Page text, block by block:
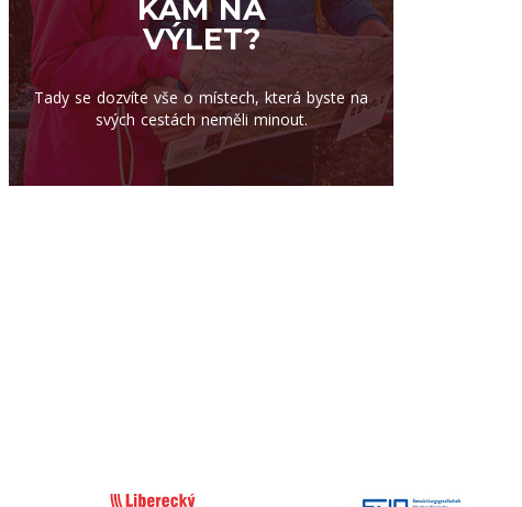
KAM NA
VÝLET?
Tady se dozvíte vše o místech, která byste na
svých cestách neměli minout.